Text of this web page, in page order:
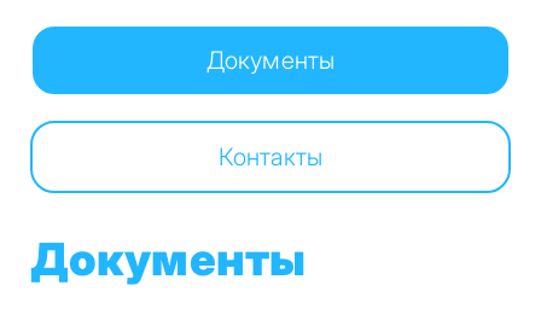
Документы
Контакты
Документы